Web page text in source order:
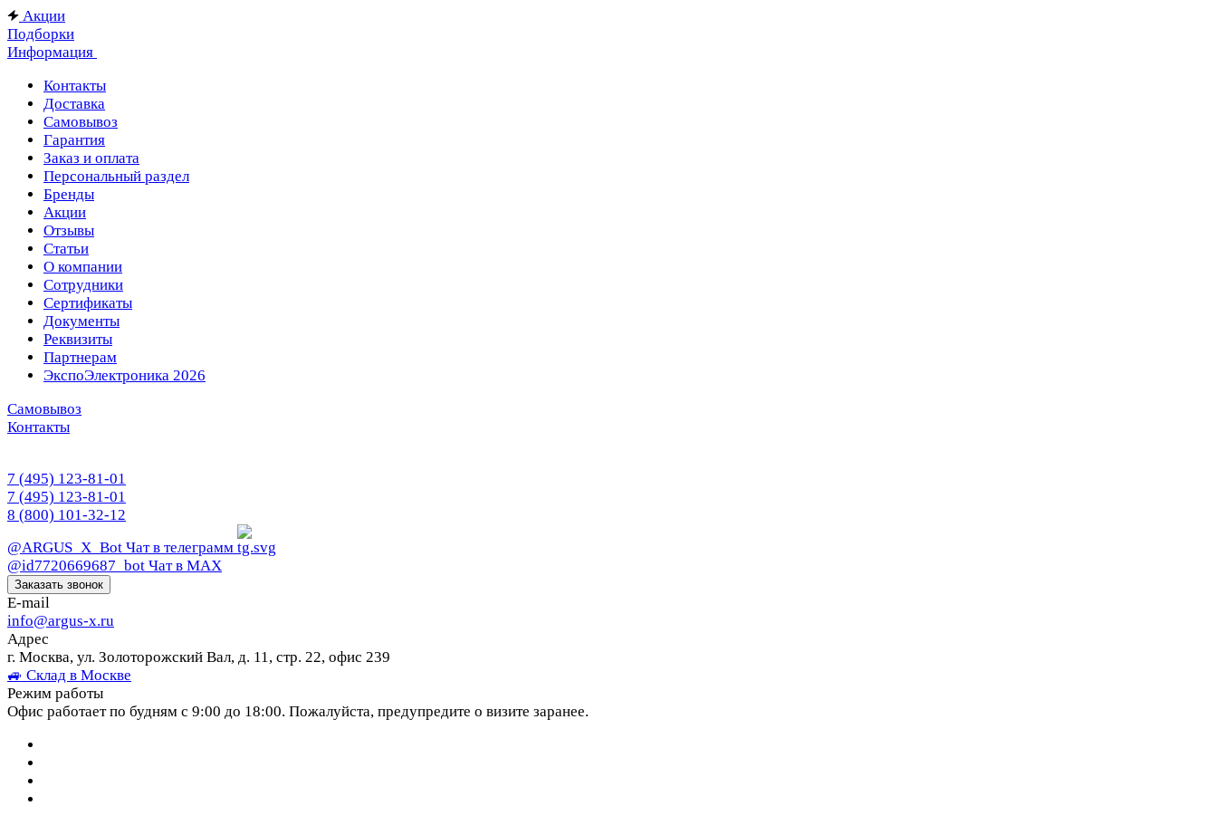
Акции
Подборки
Информация
Контакты
Доставка
Самовывоз
Гарантия
Заказ и оплата
Персональный раздел
Бренды
Акции
Отзывы
Статьи
О компании
Сотрудники
Сертификаты
Документы
Реквизиты
Партнерам
ЭкспоЭлектроника 2026
Самовывоз
Контакты
7 (495) 123-81-01
7 (495) 123-81-01
8 (800) 101-32-12
@ARGUS_X_Bot Чат в телеграмм
@id7720669687_bot Чат в МАХ
Заказать звонок
E-mail
info@argus-x.ru
Адрес
г. Москва, ул. Золоторожский Вал, д. 11, стр. 22, офис 239
🚙 Склад в Москве
Режим работы
Офис работает по будням с 9:00 до 18:00. Пожалуйста, предупредите о визите заранее.